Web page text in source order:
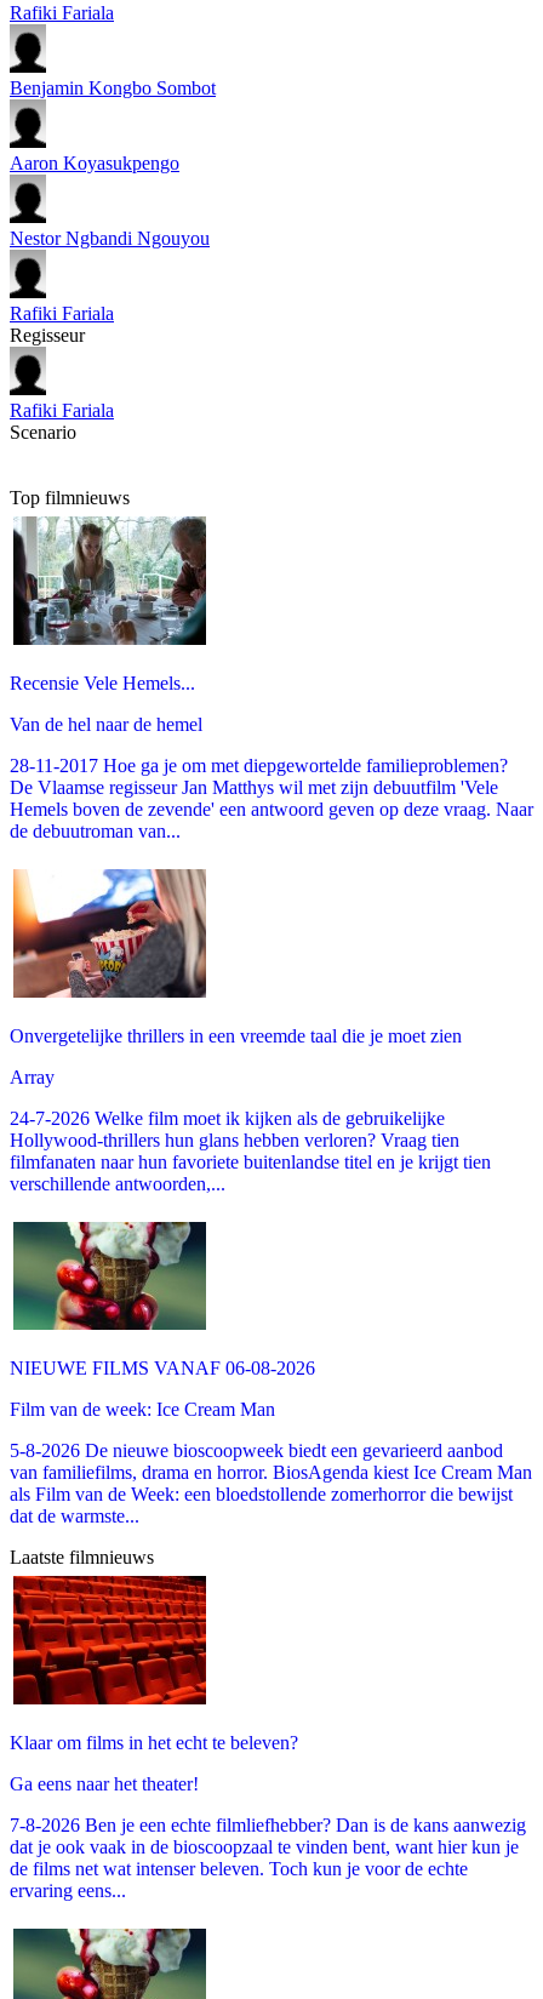
Rafiki Fariala
Benjamin Kongbo Sombot
Aaron Koyasukpengo
Nestor Ngbandi Ngouyou
Rafiki Fariala
Regisseur
Rafiki Fariala
Scenario
Top filmnieuws
Recensie Vele Hemels...
Van de hel naar de hemel
28-11-2017 Hoe ga je om met diepgewortelde familieproblemen?
De Vlaamse regisseur Jan Matthys wil met zijn debuutfilm 'Vele
Hemels boven de zevende' een antwoord geven op deze vraag. Naar
de debuutroman van...
Onvergetelijke thrillers in een vreemde taal die je moet zien
Array
24-7-2026 Welke film moet ik kijken als de gebruikelijke
Hollywood-thrillers hun glans hebben verloren? Vraag tien
filmfanaten naar hun favoriete buitenlandse titel en je krijgt tien
verschillende antwoorden,...
NIEUWE FILMS VANAF 06-08-2026
Film van de week: Ice Cream Man
5-8-2026 De nieuwe bioscoopweek biedt een gevarieerd aanbod
van familiefilms, drama en horror. BiosAgenda kiest Ice Cream Man
als Film van de Week: een bloedstollende zomerhorror die bewijst
dat de warmste...
Laatste filmnieuws
Klaar om films in het echt te beleven?
Ga eens naar het theater!
7-8-2026 Ben je een echte filmliefhebber? Dan is de kans aanwezig
dat je ook vaak in de bioscoopzaal te vinden bent, want hier kun je
de films net wat intenser beleven. Toch kun je voor de echte
ervaring eens...